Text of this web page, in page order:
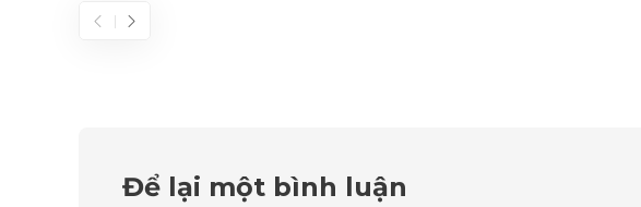
Để lại một bình luận